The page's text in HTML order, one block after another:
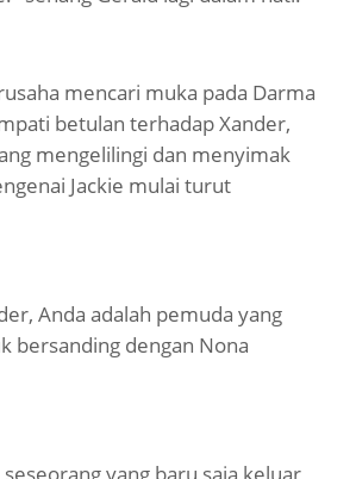
mencari muka pada Darma
betulan terhadap Xander,
mengelilingi dan menyimak
Jackie mulai turut
Anda adalah pemuda yang
bersanding dengan Nona
yang baru saja keluar